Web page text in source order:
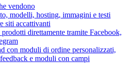
vendono
modelli, hosting, immagini e testi
siti accattivanti
direttamente tramite Facebook,
con moduli di ordine personalizzati,
e moduli con campi